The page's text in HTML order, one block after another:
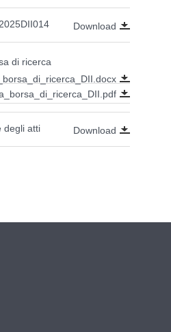
Download
di ricerca
degli atti Download